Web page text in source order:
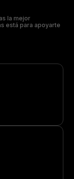
la mejor
está para apoyarte